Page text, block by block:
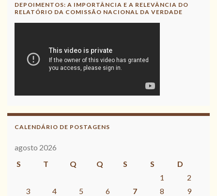
DEPOIMENTOS: A IMPORTÂNCIA E A RELEVÂNCIA DO
RELATÓRIO DA COMISSÃO NACIONAL DA VERDADE
CALENDÁRIO DE POSTAGENS
agosto 2026
S
T Q Q S S
D
1
2
3
4 5 6 7 8
9